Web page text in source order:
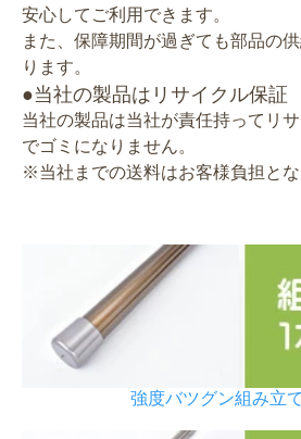
安心してご利用できます。
また、保障期間が過ぎても部品の
ります。
●当社の製品はリサイクル保証
当社の製品は当社が責任持ってリ
でゴミになりません。
※当社までの送料はお客様負担とな
強度バツグン組み立